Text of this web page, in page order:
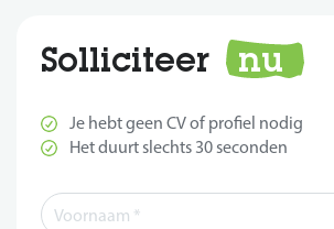
Solliciteer nu
Je hebt geen CV of profiel nodig
Het duurt slechts 30 seconden